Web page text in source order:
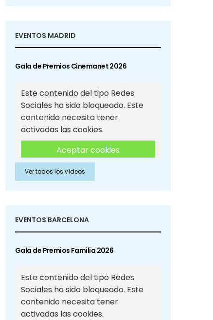
EVENTOS MADRID
Gala de Premios Cinemanet 2026
Este contenido del tipo Redes
Sociales ha sido bloqueado. Este
contenido necesita tener
activadas las cookies.
Aceptar cookies
Aceptar cookies de Redes
Sociales
Ver todos los vídeos
EVENTOS BARCELONA
Gala de Premios Familia 2026
Este contenido del tipo Redes
Sociales ha sido bloqueado. Este
contenido necesita tener
activadas las cookies.